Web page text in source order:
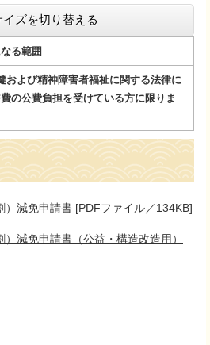
ズを切り替える
る範囲
および精神障害者福祉に関する法律に
の公費負担を受けている方に限りま
）減免申請書 [PDFファイル／134KB]
減免申請書（公益・構造改造用）